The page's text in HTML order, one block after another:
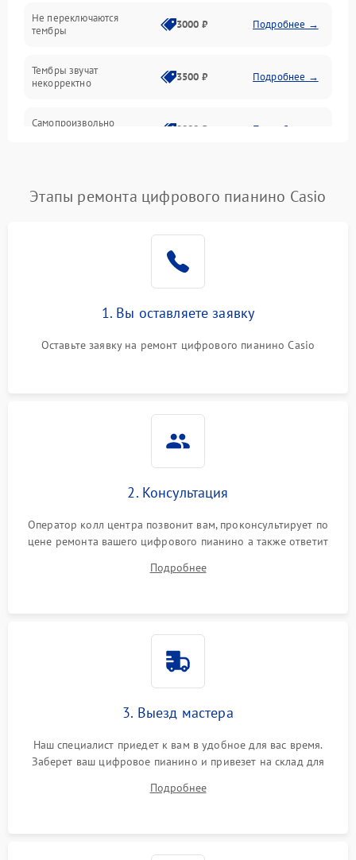
Аудио
Оптика
Не переключаются
тембры
3000 ₽ Подробнее →
Тембры звучат
некорректно
3500 ₽ Подробнее →
Самопроизвольно
2800 ₽ Подробнее →
Этапы ремонта цифрового пианино Casio
1. Вы оставляете заявку
Оставьте заявку на ремонт цифрового пианино Casio
2. Консультация
Оператор колл центра позвонит вам, проконсультирует по
цене ремонта вашего цифрового пианино а также ответит
Подробнее
3. Выезд мастера
Наш специалист приедет к вам в удобное для вас время.
Заберет ваш цифровое пианино и привезет на склад для
Подробнее